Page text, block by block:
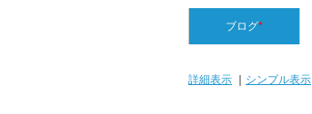
ブログ*
詳細表示 シンプル表示